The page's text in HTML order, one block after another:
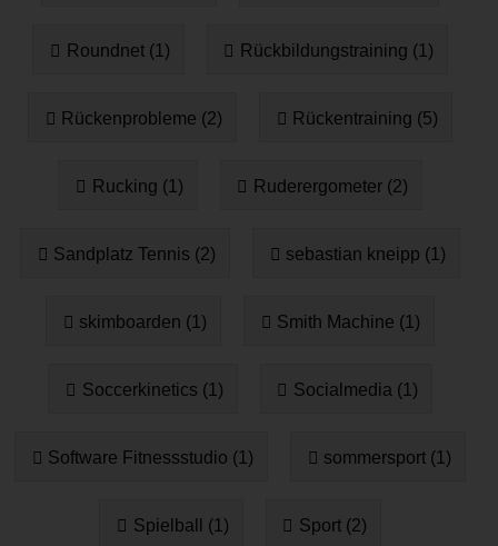
Roundnet (1) Rückbildungstraining (1)
Rückenprobleme (2) Rückentraining (5)
Rucking (1) Ruderergometer (2)
Sandplatz Tennis (2) sebastian kneipp (1)
skimboarden (1) Smith Machine (1)
Soccerkinetics (1) Socialmedia (1)
Software Fitnessstudio (1) sommersport (1)
Spielball (1) Sport (2)